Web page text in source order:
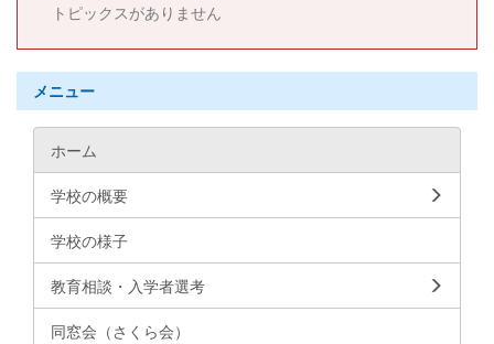
トピックスがありません
メニュー
ホーム
学校の概要
学校の様子
教育相談・入学者選考
同窓会（さくら会）